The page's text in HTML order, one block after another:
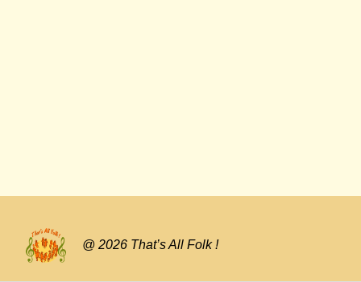
@ 2026 That’s All Folk !